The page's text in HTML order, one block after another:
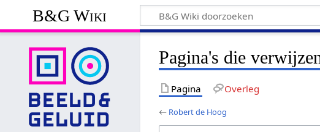
B&G Wiki
Pagina's die
Pagina Overleg
← Robert de Hoog